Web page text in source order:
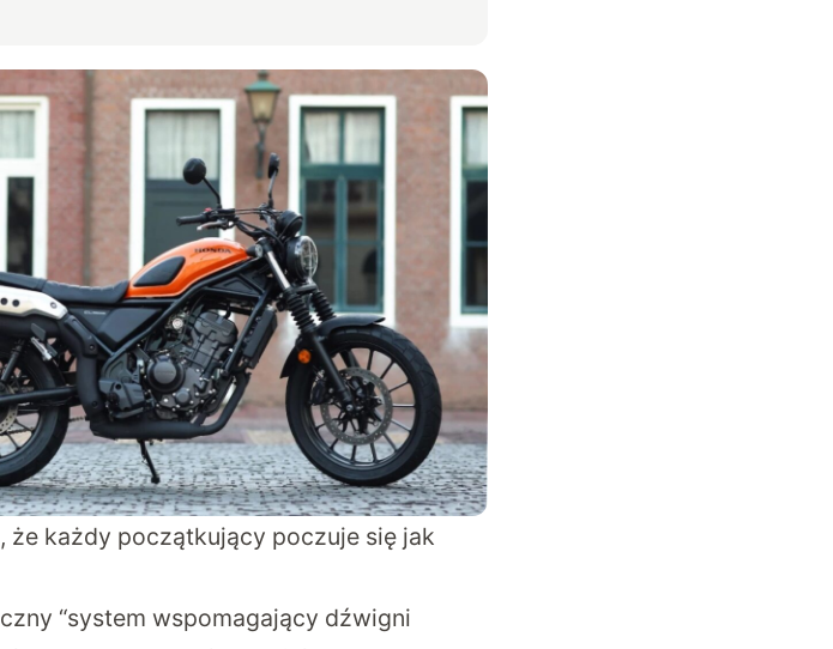
każdy początkujący poczuje się jak
“system wspomagający dźwigni